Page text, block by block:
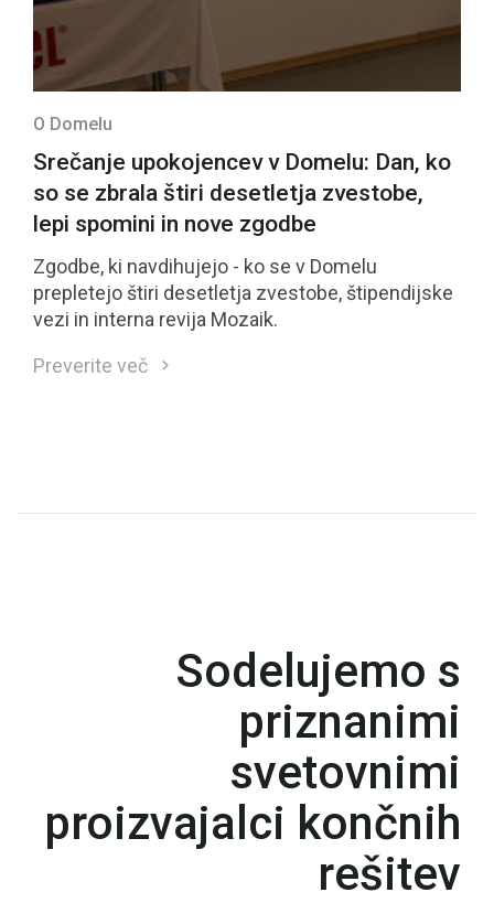
O Domelu
Srečanje upokojencev v Domelu: Dan, ko
so se zbrala štiri desetletja zvestobe,
lepi spomini in nove zgodbe
Zgodbe, ki navdihujejo - ko se v Domelu
prepletejo štiri desetletja zvestobe, štipendijske
vezi in interna revija Mozaik.
Preverite več
Sodelujemo s
priznanimi
svetovnimi
proizvajalci končnih
rešitev